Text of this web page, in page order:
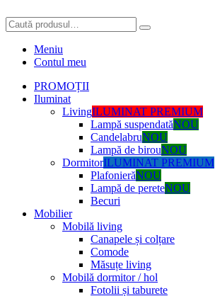
Meniu
Contul meu
PROMOȚII
Iluminat
LivingILUMINAT PREMIUM
Lampă suspendatăNOU
CandelabruNOU
Lampă de birouNOU
DormitorILUMINAT PREMIUM
PlafonierăNOU
Lampă de pereteNOU
Becuri
Mobilier
Mobilă living
Canapele și colțare
Comode
Măsuțe living
Mobilă dormitor / hol
Fotolii și taburete